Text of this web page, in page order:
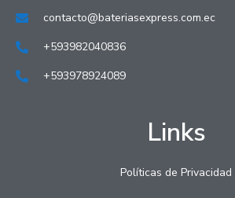
contacto@bateriasexpress.com.ec
+593982040836
+593978924089
Links
Políticas de Privacidad